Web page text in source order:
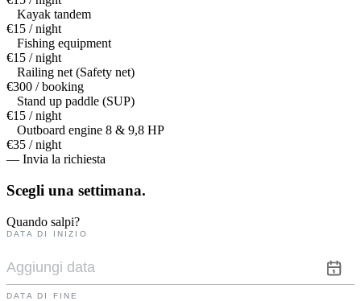
Kayak tandem
€15 / night
Fishing equipment
€15 / night
Railing net (Safety net)
€300 / booking
Stand up paddle (SUP)
€15 / night
Outboard engine 8 & 9,8 HP
€35 / night
— Invia la richiesta
Scegli una settimana.
Quando salpi?
DATA DI INIZIO
DATA DI FINE